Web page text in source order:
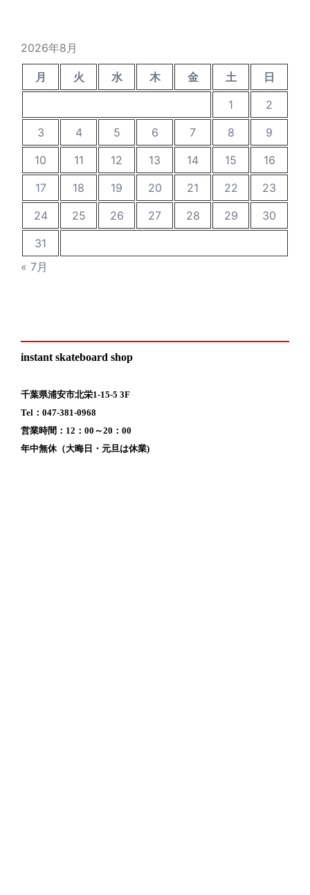
2026年8月
月 火 水 木 金 土
日
1
2
3
4 5 6 7 8
9
10
11 12 13 14 15
16
17
18 19 20 21 22
23
24
25 26 27 28 29
30
31
« 7月
instant skateboard shop
千葉県浦安市北栄1-15-5 3F
Tel：047-381-0968
営業時間：12：00～20：00
年中無休（大晦日・元旦は休業)